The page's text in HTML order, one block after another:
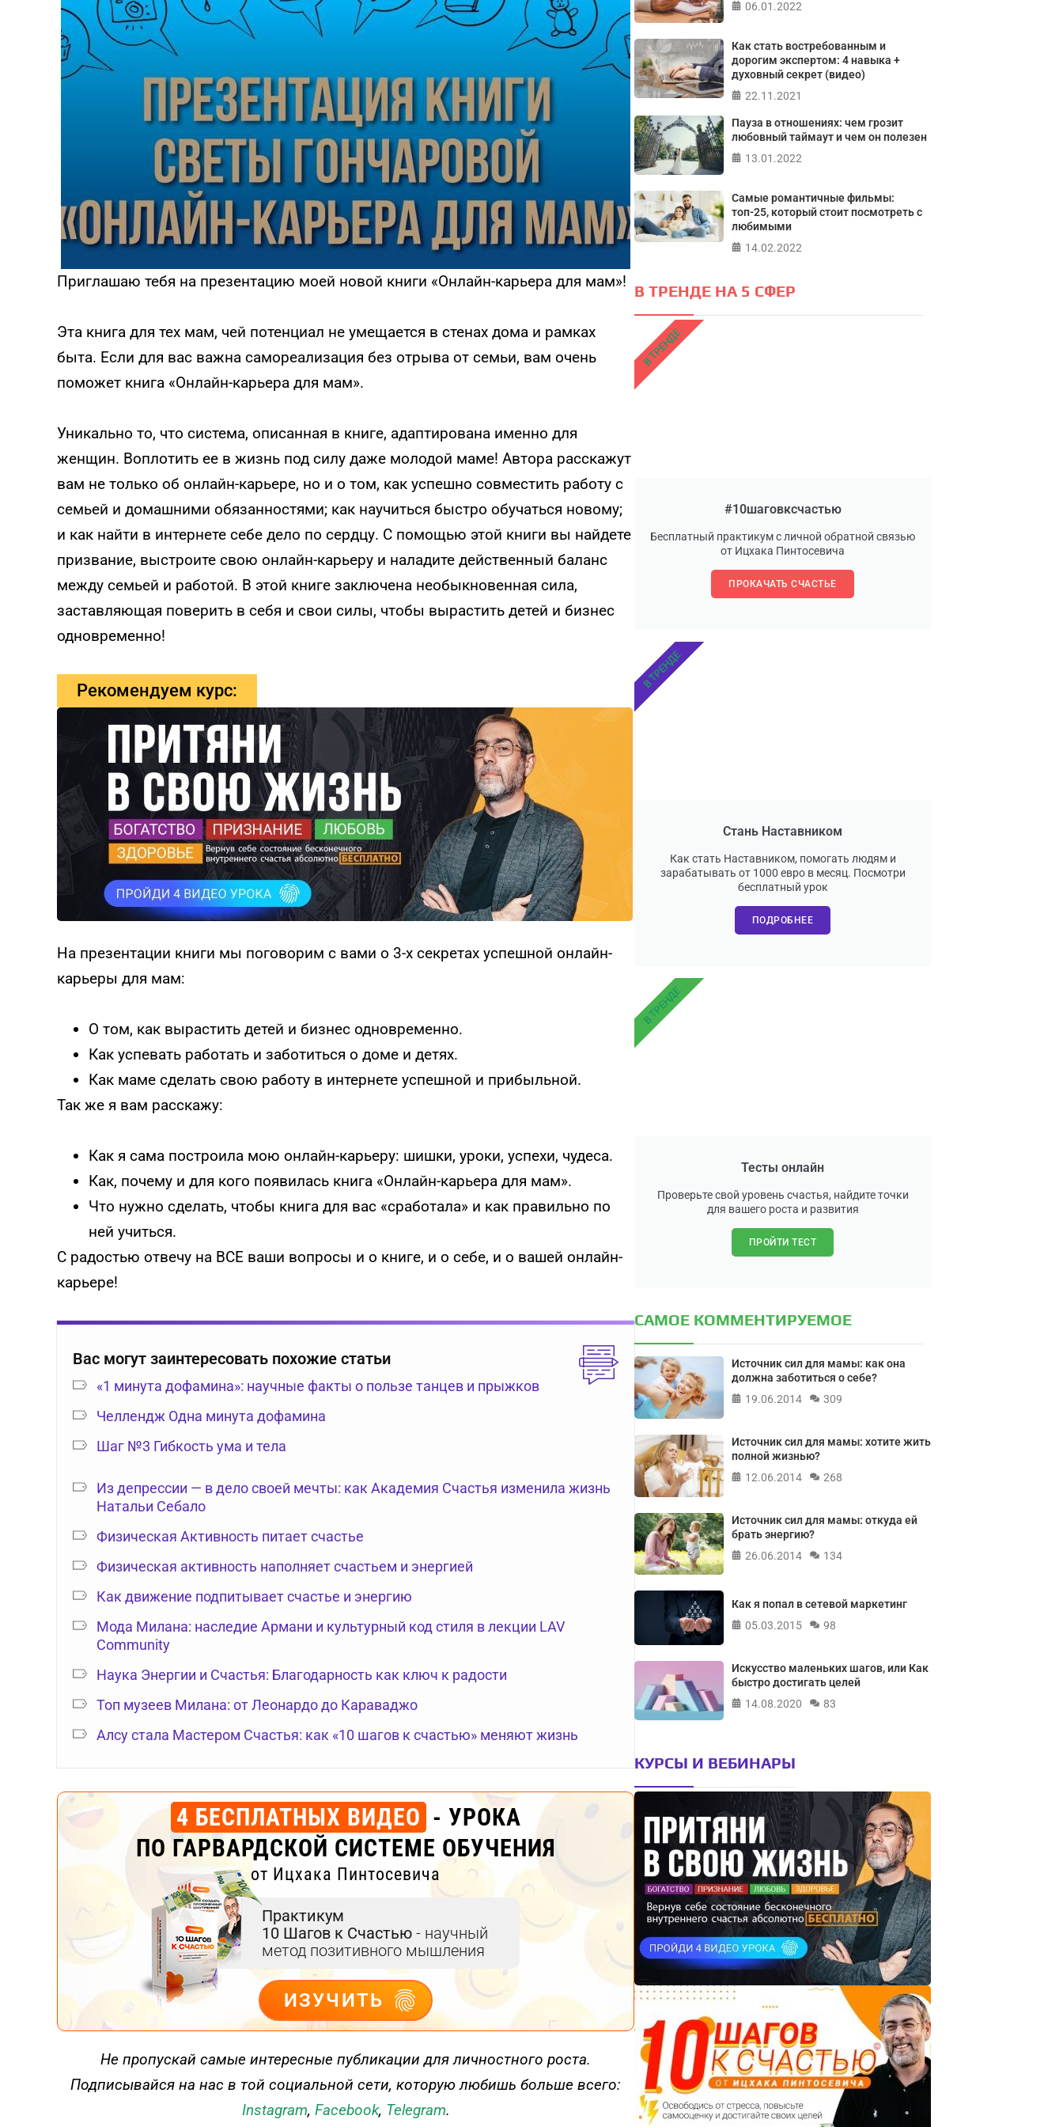
Приглашаю тебя на презентацию моей новой книги «Онлайн-карьера для мам»!
Эта книга для тех мам, чей потенциал не умещается в стенах дома и рамках
быта. Если для вас важна самореализация без отрыва от семьи, вам очень
поможет книга «Онлайн-карьера для мам».
Уникально то, что система, описанная в книге, адаптирована именно для
женщин. Воплотить ее в жизнь под силу даже молодой маме! Автора расскажут
вам не только об онлайн-карьере, но и о том, как успешно совместить работу с
семьей и домашними обязанностями; как научиться быстро обучаться новому;
и как найти в интернете себе дело по сердцу. С помощью этой книги вы найдете
призвание, выстроите свою онлайн-карьеру и наладите действенный баланс
между семьей и работой. В этой книге заключена необыкновенная сила,
заставляющая поверить в себя и свои силы, чтобы вырастить детей и бизнес
одновременно!
Рекомендуем курс:
На презентации книги мы поговорим с вами о 3-х секретах успешной онлайн-
карьеры для мам:
О том, как вырастить детей и бизнес одновременно.
Как успевать работать и заботиться о доме и детях.
Как маме сделать свою работу в интернете успешной и прибыльной.
Так же я вам расскажу:
Как я сама построила мою онлайн-карьеру: шишки, уроки, успехи, чудеса.
Как, почему и для кого появилась книга «Онлайн-карьера для мам».
Что нужно сделать, чтобы книга для вас «сработала» и как правильно по
ней учиться.
С радостью отвечу на ВСЕ ваши вопросы и о книге, и о себе, и о вашей онлайн-
карьере!
Вас могут заинтересовать похожие статьи
«1 минута дофамина»: научные факты о пользе танцев и прыжков
Челлендж Одна минута дофамина
Шаг №3 Гибкость ума и тела
Из депрессии — в дело своей мечты: как Академия Счастья изменила жизнь
Натальи Себало
Физическая Активность питает счастье
Физическая активность наполняет счастьем и энергией
Как движение подпитывает счастье и энергию
Мода Милана: наследие Армани и культурный код стиля в лекции LAV
Community
Наука Энергии и Счастья: Благодарность как ключ к радости
Топ музеев Милана: от Леонардо до Караваджо
Алсу стала Мастером Счастья: как «10 шагов к счастью» меняют жизнь
4 БЕСПЛАТНЫХ ВИДЕО - УРОКА
ПО ГАРВАРДСКОЙ СИСТЕМЕ ОБУЧЕНИЯ
от Ицхака Пинтосевича
Практикум
10 Шагов к Счастью - научный
метод позитивного мышления
ИЗУЧИТЬ
ДЕЙСТВУЙ
Не пропускай самые интересные публикации для личностного роста.
Подписывайся на нас в той социальной сети, которую любишь больше всего:
Instagram, Facebook, Telegram.
эмоционального выгорания
ПРОЙТИ ТЕСТ
ПРОЙТИ ТЕСТ
Онлайн тест на основе шкалы
локуса контроля Джулиана Роттера
ПРОЙТИ ТЕСТ
06.01.2022
Как стать востребованным и
дорогим экспертом: 4 навыка +
духовный секрет (видео)
22.11.2021
Пауза в отношениях: чем грозит
любовный таймаут и чем он полезен
13.01.2022
Самые романтичные фильмы:
топ-25, который стоит посмотреть с
любимыми
14.02.2022
В ТРЕНДЕ НА 5 СФЕР
#10шаговксчастью
Бесплатный практикум с личной обратной связью
от Ицхака Пинтосевича
ПРОКАЧАТЬ СЧАСТЬЕ
В ТРЕНДЕ
Стань Наставником
Как стать Наставником, помогать людям и
зарабатывать от 1000 евро в месяц. Посмотри
бесплатный урок
ПОДРОБНЕЕ
В ТРЕНДЕ
Тесты онлайн
Проверьте свой уровень счастья, найдите точки
для вашего роста и развития
ПРОЙТИ ТЕСТ
В ТРЕНДЕ
САМОЕ КОММЕНТИРУЕМОЕ
Источник сил для мамы: как она
должна заботиться о себе?
19.06.2014
309
Источник сил для мамы: хотите жить
полной жизнью?
12.06.2014
268
Источник сил для мамы: откуда ей
брать энергию?
26.06.2014
134
Как я попал в сетевой маркетинг
05.03.2015
98
Искусство маленьких шагов, или Как
быстро достигать целей
14.08.2020
83
КУРСЫ И ВЕБИНАРЫ